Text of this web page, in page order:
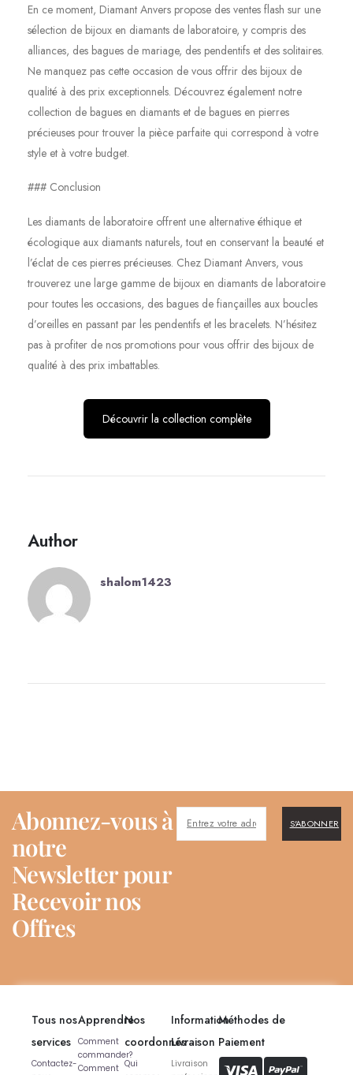
En ce moment, Diamant Anvers propose des ventes flash sur une
sélection de bijoux en diamants de laboratoire, y compris des
alliances, des bagues de mariage, des pendentifs et des solitaires.
Ne manquez pas cette occasion de vous offrir des bijoux de
qualité à des prix exceptionnels. Découvrez également notre
collection de bagues en diamants et de bagues en pierres
précieuses pour trouver la pièce parfaite qui correspond à votre
style et à votre budget.
### Conclusion
Les diamants de laboratoire offrent une alternative éthique et
écologique aux diamants naturels, tout en conservant la beauté et
l’éclat de ces pierres précieuses. Chez Diamant Anvers, vous
trouverez une large gamme de bijoux en diamants de laboratoire
pour toutes les occasions, des bagues de fiançailles aux boucles
d’oreilles en passant par les pendentifs et les bracelets. N’hésitez
pas à profiter de nos promotions pour vous offrir des bijoux de
qualité à des prix imbattables.
Découvrir la collection complète
Author
shalom1423
Abonnez-vous à
notre
Newsletter pour
Recevoir nos
Offres
S'ABONNER
Tous nos
services
Contactez-
Apprendre
Comment
commander?
Comment
Nos
coordonnés
Qui
Information
Livraison
Livraison
Méthodes de
Paiement